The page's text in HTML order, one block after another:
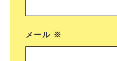
メール ※